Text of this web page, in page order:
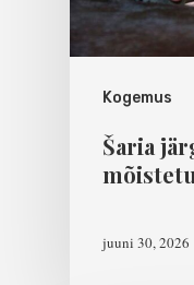
Kogemus
Šaria
juuni 30, 2026